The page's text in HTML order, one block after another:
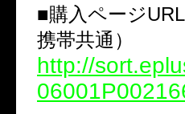
■購入ページ
携帯共通）
http://